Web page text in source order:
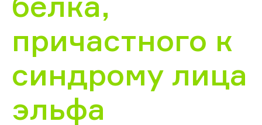
причастного к
синдрому лица
эльфа